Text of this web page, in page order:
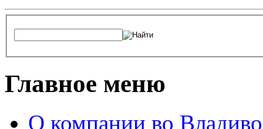
Главное меню
О компании во